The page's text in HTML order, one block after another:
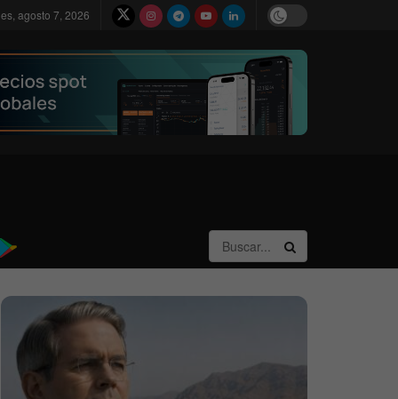
agosto 7, 2026